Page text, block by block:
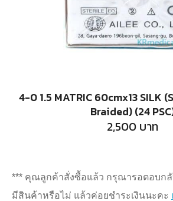
4-0 1.5 MATRIC 60cmx13 SILK
Braided) (24
2,500บาท
*** คุณลูกค้าสั่งซื้อแล้ว กรุณารอตอบกลั
มีสินค้าหรือไม่ แล้วค่อยชำระเงินนะคะ